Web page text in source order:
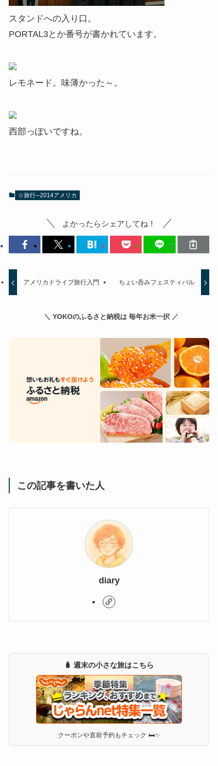
スタンドへの入り口。
PORTAL3とか番号が書かれています。
レモネード。味薄かった～。
西部っぽいですね。
☆旅行─2014アメリカ
よかったらシェアしてね！
アメリカドライブ旅行入門 ちょい呑みフェスティバル
＼ YOKOのふるさと納税は 毎年お米一択 ／
この記事を書いた人
diary
🧳 週末の小さな旅はこちら
クーポンや直前予約もチェック 🛏✨